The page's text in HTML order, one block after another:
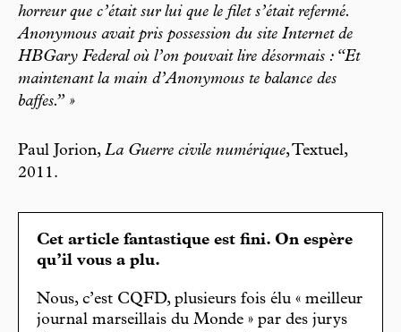
horreur que c’était sur lui que le filet s’était refermé.
Anonymous avait pris possession du site Internet de
HBGary Federal où l’on pouvait lire désormais : “Et
maintenant la main d’Anonymous te balance des
baffes.” »
Paul Jorion, La Guerre civile numérique, Textuel,
2011.
Cet article fantastique est fini. On espère
qu’il vous a plu.
Nous, c’est CQFD, plusieurs fois élu « meilleur
journal marseillais du Monde » par des jurys